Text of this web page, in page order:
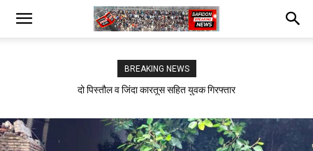
BREAKING NEWS
दो पिस्तौल व जिंदा कारतूस सहित युवक गिरफ्तार
सफीदों में बिजली कर्मचारियों का जोरदार प्रदर्शन